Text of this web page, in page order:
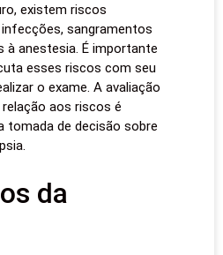
existem riscos
sangramentos
à anestesia. É importante
esses riscos com seu
o exame. A avaliação
aos riscos é
tomada de decisão sobre
da